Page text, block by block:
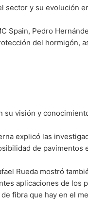
sector y su evolución
Spain, Pedro
del hormigón,
su visión y
explicó las
de pavimentos
Rueda mostró
aplicaciones de los
fibra que hay en el